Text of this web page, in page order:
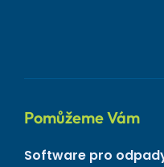
Pomůžeme Vám
Software pro